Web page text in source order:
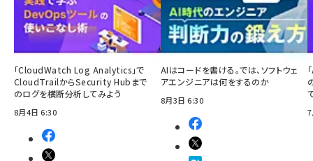
「CloudWatch Log Analytics」で
CloudTrailからSecurity Hubまで
のログを横断分析してみよう
8月4日 6:30
AIはコードを書ける。では、ソフトウェ
アエンジニアは何をするのか
8月3日 6:30